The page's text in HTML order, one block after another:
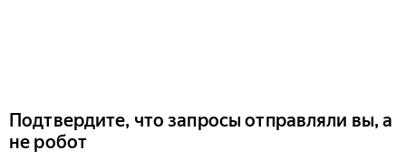
Подтвердите, что запросы отправляли вы, а
не робот